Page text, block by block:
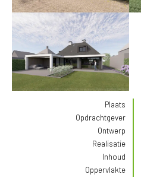
Plaats
Opdrachtgever
Ontwerp
Realisatie
Inhoud
Oppervlakte